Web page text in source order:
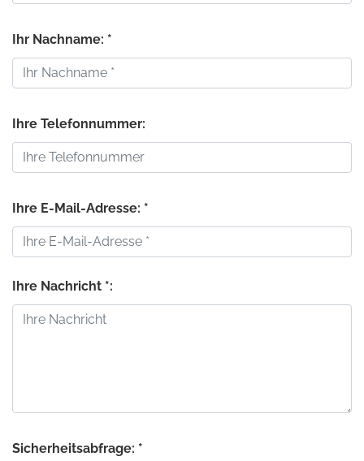
Ihr Nachname: *
Ihre Telefonnummer:
Ihre E-Mail-Adresse: *
Ihre Nachricht *:
Sicherheitsabfrage: *